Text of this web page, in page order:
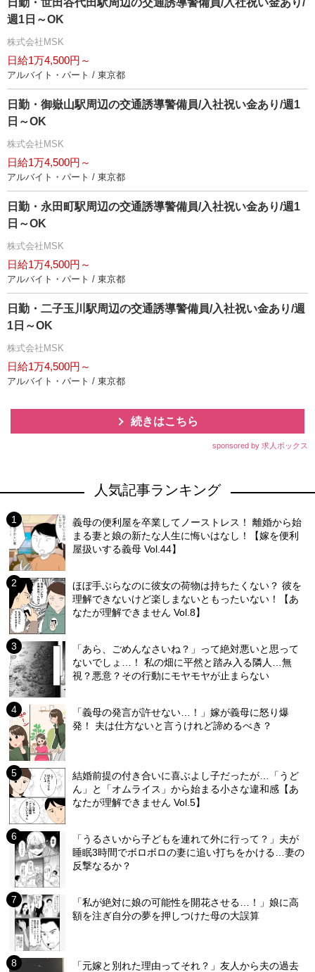
週1日～OK
株式会社MSK
日給1万4,500円～
アルバイト・パート / 東京都
日勤・御嶽山駅周辺の交通誘導警備員/入社祝い金あり/週1
日～OK
株式会社MSK
日給1万4,500円～
アルバイト・パート / 東京都
日勤・永田町駅周辺の交通誘導警備員/入社祝い金あり/週1
日～OK
株式会社MSK
日給1万4,500円～
アルバイト・パート / 東京都
日勤・二子玉川駅周辺の交通誘導警備員/入社祝い金あり/週
1日～OK
株式会社MSK
日給1万4,500円～
アルバイト・パート / 東京都
続きはこちら
sponsored by 求人ボックス
人気記事ランキング
義母の便利屋を卒業してノーストレス！ 離婚から始
まる妻と娘の新たな人生に悔いはなし！【嫁を便利
屋扱いする義母 Vol.44】
ほぼ手ぶらなのに彼女の荷物は持ちたくない？ 彼を
理解できないけど楽しまないともったいない！【あ
なたが理解できません Vol.8】
「あら、ごめんなさいね？」って絶対悪いと思って
ないでしょ…！ 私の畑に平然と踏み入る隣人…無
視？悪意？その行動にモヤモヤが止まらない
「義母の発言が許せない…！」嫁が義母に怒り爆
発！ 夫は仕方ないと言うけれど諦めるべき？
結婚前提の付き合いに喜ぶよし子だったが…「うど
ん」と「オムライス」から始まる小さな違和感【あ
なたが理解できません Vol.5】
「うるさいから子どもを連れて外に行って？」夫が
睡眠3時間でボロボロの妻に追い打ちをかける…妻の
反撃なるか？
「私が絶対に娘の可能性を開花させる…！」娘に高
額を注ぎ自分の夢を押しつけた母の大誤算
「元嫁と別れた理由ってそれ？」友人から夫の過去